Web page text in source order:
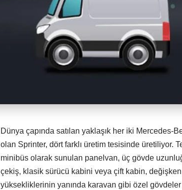
Dünya çapında satılan yaklaşık her iki Mercedes-
olan Sprinter, dört farklı üretim tesisinde üretiliyor.
minibüs olarak sunulan panelvan, üç gövde
çekiş, klasik sürücü kabini veya çift kabin,
yüksekliklerinin yanında karavan gibi özel